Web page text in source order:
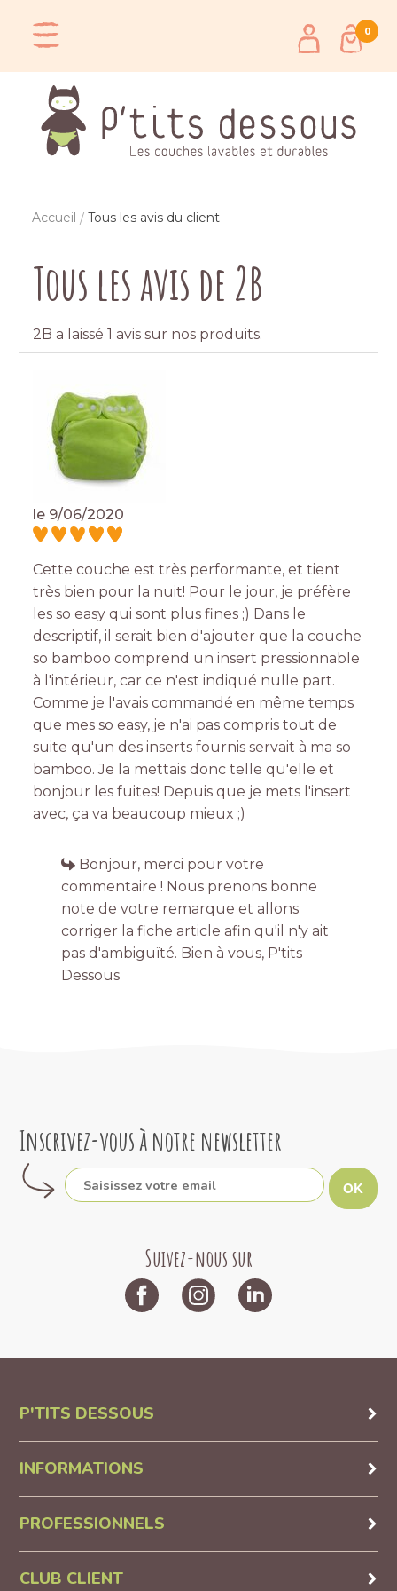
0
Accueil Tous les avis du client
Tous les avis de 2B
2B a laissé 1 avis sur nos produits.
le 9/06/2020
Cette couche est très performante, et tient
très bien pour la nuit! Pour le jour, je préfère
les so easy qui sont plus fines ;) Dans le
descriptif, il serait bien d'ajouter que la couche
so bamboo comprend un insert pressionnable
à l'intérieur, car ce n'est indiqué nulle part.
Comme je l'avais commandé en même temps
que mes so easy, je n'ai pas compris tout de
suite qu'un des inserts fournis servait à ma so
bamboo. Je la mettais donc telle qu'elle et
bonjour les fuites! Depuis que je mets l'insert
avec, ça va beaucoup mieux ;)
Bonjour, merci pour votre
commentaire ! Nous prenons bonne
note de votre remarque et allons
corriger la fiche article afin qu'il n'y ait
pas d'ambiguïté. Bien à vous, P'tits
Dessous
Inscrivez-vous à notre newsletter
OK
Suivez-nous sur
P'TITS DESSOUS
INFORMATIONS
PROFESSIONNELS
CLUB CLIENT